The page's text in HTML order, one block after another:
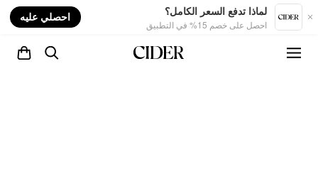
لماذا تدفع السعر الكامل؟
احصل على خصم 15% في التطبيق
احصلي عليه